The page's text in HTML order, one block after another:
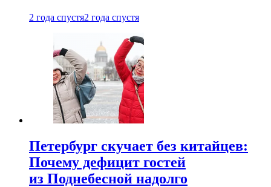
2 года спустя2 года спустя
Петербург скучает без китайцев:
Почему дефицит гостей
из Поднебесной надолго